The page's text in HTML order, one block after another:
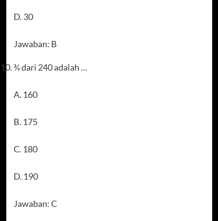
D. 30
Jawaban: B
¾ dari 240 adalah …
A. 160
B. 175
C. 180
D. 190
Jawaban: C